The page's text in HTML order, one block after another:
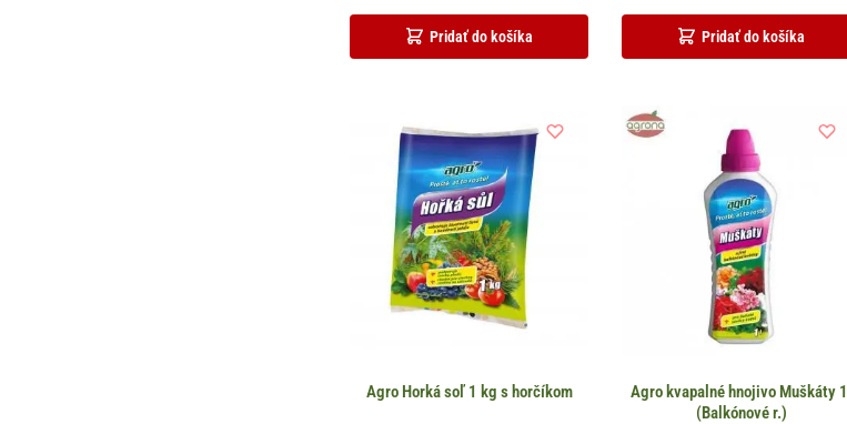
Pridať do košíka Pridať do košíka
Agro Horká soľ 1 kg s horčíkom
Agro kvapalné hnojivo Muškáty 1l
(Balkónové r.)